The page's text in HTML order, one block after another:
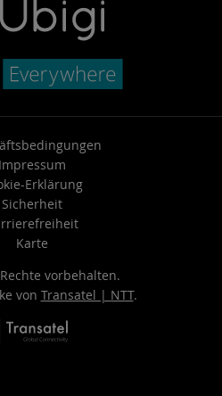
Impressum
Erklärung
Sicherheit
Karte
vorbehalten.
von Transatel | NTT.